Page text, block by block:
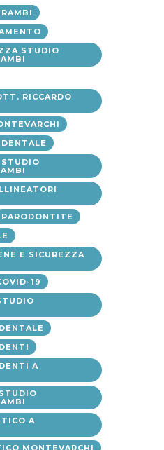
STUDIO
RICCARDO
PARODONTITE
E SICUREZZA
19
A
A
MONTEVARCHI